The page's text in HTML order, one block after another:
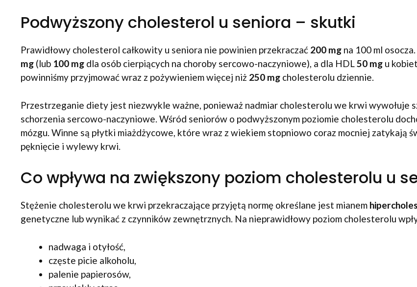
Podwyższony cholesterol u seniora – skutki
Prawidłowy cholesterol całkowity u seniora nie powinien przekraczać 200 mg na 100 ml
mg (lub 100 mg dla osób cierpiących na choroby sercowo-naczyniowe), a dla HDL50 mg u
powinniśmy przyjmować wraz z pożywieniem więcej niż 250 mg cholesterolu dziennie.
Przestrzeganie diety jest niezwykle ważne, ponieważ nadmiar cholesterolu we krwi wywołuje
schorzenia sercowo-naczyniowe. Wśród seniorów o podwyższonym poziomie cholesterolu
mózgu. Winne są płytki miażdżycowe, które wraz z wiekiem stopniowo coraz mocniej zatykają
pęknięcie i wylewy krwi.
Co wpływa na zwiększony poziom cholesterolu u
Stężenie cholesterolu we krwi przekraczające przyjętą normę określane jest mianem
genetyczne lub wynikać z czynników zewnętrznych. Na nieprawidłowy poziom cholesterolu
nadwaga i otyłość,
częste picie alkoholu,
palenie papierosów,